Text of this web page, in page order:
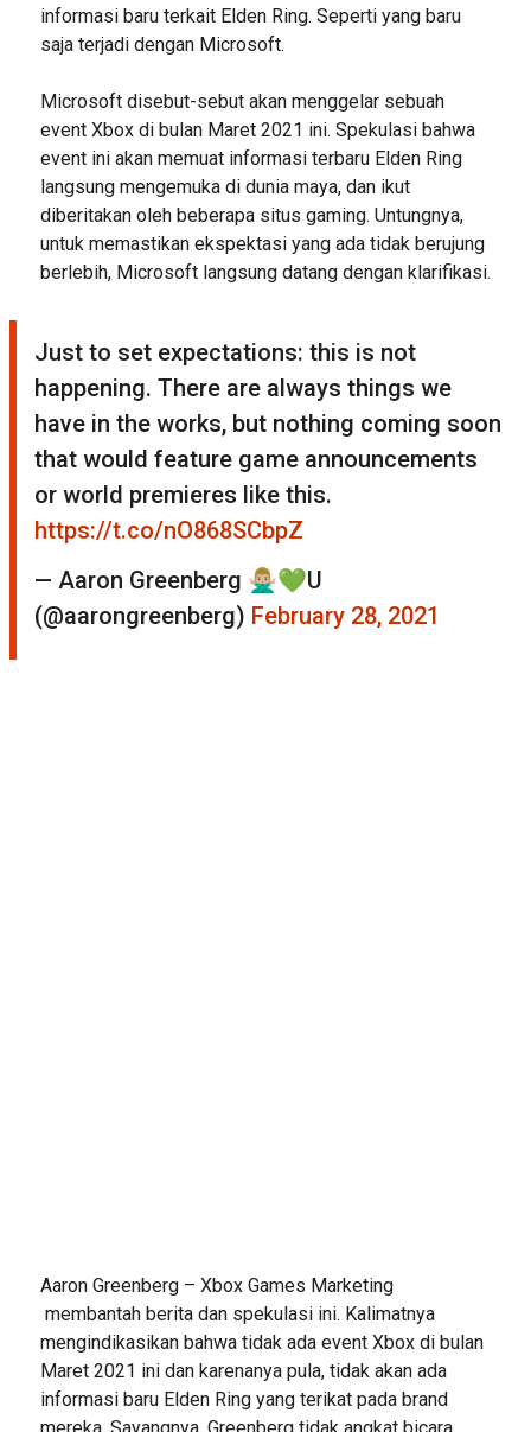
informasi baru terkait Elden Ring. Seperti yang baru
saja terjadi dengan Microsoft.
Microsoft disebut-sebut akan menggelar sebuah
event Xbox di bulan Maret 2021 ini. Spekulasi bahwa
event ini akan memuat informasi terbaru Elden Ring
langsung mengemuka di dunia maya, dan ikut
diberitakan oleh beberapa situs gaming. Untungnya,
untuk memastikan ekspektasi yang ada tidak berujung
berlebih, Microsoft langsung datang dengan klarifikasi.
Just to set expectations: this is not
happening. There are always things we
have in the works, but nothing coming soon
that would feature game announcements
or world premieres like this.
https://t.co/nO868SCbpZ
— Aaron Greenberg 🙅🏼‍♂️💚U
(@aarongreenberg) February 28, 2021
Aaron Greenberg – Xbox Games Marketing
membantah berita dan spekulasi ini. Kalimatnya
mengindikasikan bahwa tidak ada event Xbox di bulan
Maret 2021 ini dan karenanya pula, tidak akan ada
informasi baru Elden Ring yang terikat pada brand